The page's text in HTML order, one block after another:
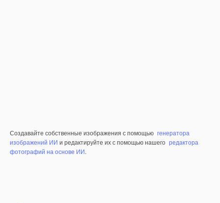
Создавайте собственные изображения с помощью генератора
изображений ИИ и редактируйте их с помощью нашего редактора
фотографий на основе ИИ.